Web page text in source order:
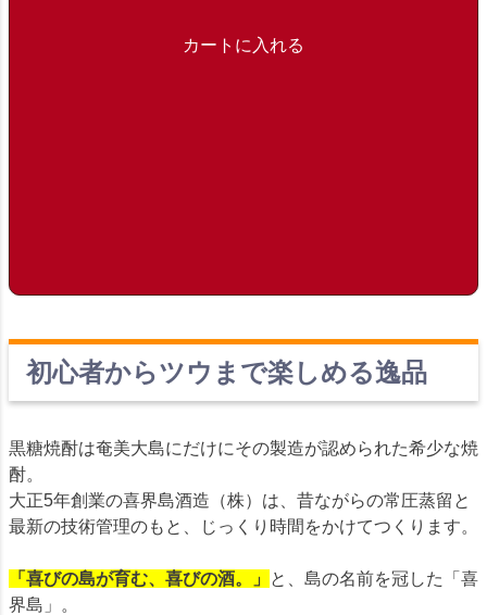
カートに入れる
初心者からツウまで楽しめる逸品
黒糖焼酎は奄美大島にだけにその製造が認められた希少な焼
酎。
大正5年創業の喜界島酒造（株）は、昔ながらの常圧蒸留と
最新の技術管理のもと、じっくり時間をかけてつくります。
「喜びの島が育む、喜びの酒。」
と、島の名前を冠した「喜
界島」。